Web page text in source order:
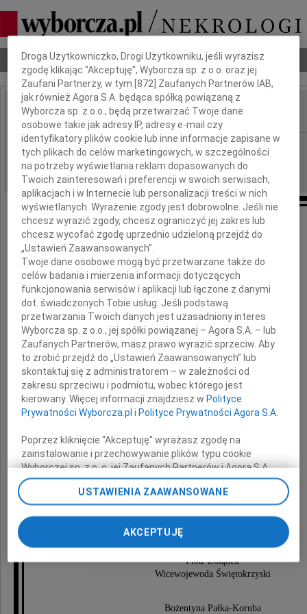
Nekrologi Odeszli Poradnik pogrzebowy
IMIĘ I NAZWISKO:
REGION: Kielce
DATA EMISJI: 06.01.2010
Ojcu
Zygfrydowi Wiesze
Superiorowi Klasztoru Misjonarzy Oblatów
Maryi Niepokalanej na Świętym Krzyżu
serdeczne wyrazy współczucia
z powodu śmierci
Brata
składają
Piotr Żołądek
Wicewojewoda Świętokrzyski
Bożentyna Pałka-Koruba
Dbamy o Twoją prywatność
Droga Użytkowniczko, Drogi Użytkowniku, jeśli wyrazisz
zgodę klikając "Akceptuję", Wyborcza sp. z o.o. oraz jej
Zaufani Partnerzy, w tym [872 ] Zaufanych Partnerów IAB,
jak również Agora S.A. będąca spółką powiązaną z
Wyborcza sp. z o.o., będą przetwarzać Twoje dane
osobowe takie jak adresy IP, adresy e-mail czy
identyfikatory plików cookie lub inne informacje zapisane w
tych plikach do celów marketingowych, w szczególności
na potrzeby wyświetlania reklam dopasowanych do
Twoich zainteresowań i preferencji w swoich serwisach,
aplikacjach i w Internecie lub personalizacji treści w nich
wyświetlanych. Wyrażenie zgody jest dobrowolne. Jeśli nie
chcesz wyrazić zgody, chcesz ograniczyć jej zakres lub
chcesz wycofać zgodę uprzednio udzieloną przejdź do
„Ustawień Zaawansowanych”.
Twoje dane osobowe mogą być przetwarzane także do
celów badania i mierzenia informacji dotyczących
funkcjonowania serwisów i aplikacji lub łączone z danymi
dot. świadczonych Tobie usług. Jeśli podstawą
przetwarzania Twoich danych jest uzasadniony interes
Wyborcza sp. z o.o., jej spółki powiązanej – Agora S.A. – lub
Zaufanych Partnerów, masz prawo wyrazić sprzeciw. Aby
to zrobić przejdź do „Ustawień Zaawansowanych” lub
skontaktuj się z administratorem – w zależności od
zakresu sprzeciwu i podmiotu, wobec którego jest
kierowany. Więcej informacji znajdziesz w Polityce
Prywatności Wyborcza.pl i Polityce Prywatności Agora S.A.
Poprzez kliknięcie "Akceptuję" wyrażasz zgodę na
zainstalowanie i przechowywanie plików typu cookie
Wyborczej sp. z o. o. jej Zaufanych Partnerów i Agora S.A.
na Twoim urządzeniu końcowym. Możesz też w każdej
chwili zmienić swoje preferencje dot. plików cookie,
ponownie wywołując narzędzie do zarządzania Twoimi
preferencjami dot. przetwarzania danych poprzez
odnośnik „Ustawienia prywatności” w stopce serwisu i
przechodząc do sekcji „Ustawienia zaawansowane”.
Zmiana ustawień plików cookie możliwa jest także za
pomocą ustawień przeglądarki.
My, nasi Zaufani Partnerzy i Agora S.A. możemy
USTAWIENIA ZAAWANSOWANE
AKCEPTUJĘ